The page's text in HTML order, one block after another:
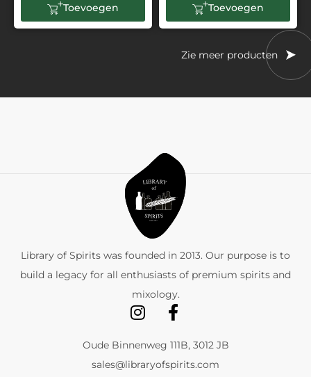
Toevoegen Toevoegen
Zie meer producten
Library of Spirits was founded in 2013. Our purpose is to
build a legacy for all enthusiasts of premium spirits and
mixology.
Oude Binnenweg 111B, 3012 JB
sales@libraryofspirits.com